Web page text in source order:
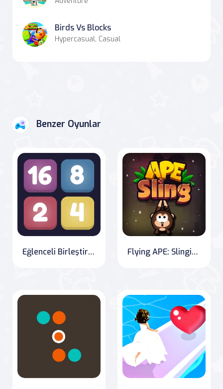
Birds Vs Blocks
Hypercasual, Casual
Benzer Oyunlar
Eğlenceli Birleştirme Flying APE: Slinging Through Adventure